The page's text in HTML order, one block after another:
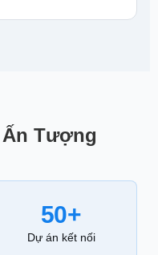
Tượng
50+
Dự án kết nối